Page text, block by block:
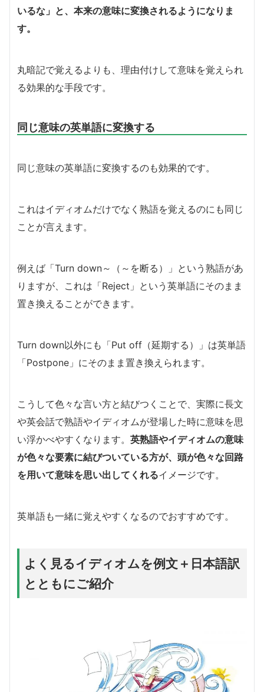
いるな」と、本来の意味に変換されるようになりま
す。
丸暗記で覚えるよりも、理由付けして意味を覚えられ
る効果的な手段です。
同じ意味の英単語に変換する
同じ意味の英単語に変換するのも効果的です。
これはイディオムだけでなく熟語を覚えるのにも同じ
ことが言えます。
例えば「Turn down～（～を断る）」という熟語があ
りますが、これは「Reject」という英単語にそのまま
置き換えることができます。
Turn down以外にも「Put off（延期する）」は英単語
「Postpone」にそのまま置き換えられます。
こうして色々な言い方と結びつくことで、実際に長文
や英会話で熟語やイディオムが登場した時に意味を思
い浮かべやすくなります。 英熟語やイディオムの意味
が色々な要素に結びついている方が、頭が色々な回路
を用いて意味を思い出してくれるイメージです。
英単語も一緒に覚えやすくなるのでおすすめです。
よく見るイディオムを例文＋日本語訳
とともにご紹介